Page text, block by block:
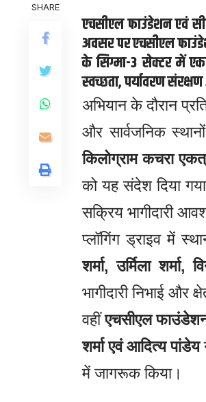
SHARE
एचसीएल फाउंडेशन एवं
अवसर परएचसीएल
केसिग्मा-3 सेक्टरमें
स्वच्छता, पर्यावरण
अभियान के दौरान
और सार्वजनिक
किलोग्राम कचरा
को यह संदेश दिया
सक्रिय भागीदारी
प्लॉगिंग ड्राइव में
शर्मा, उर्मिला
भागीदारी निभाई और
वहींएचसीएल
शर्मा एवं आदित्य पांडेय
में जागरूक किया।